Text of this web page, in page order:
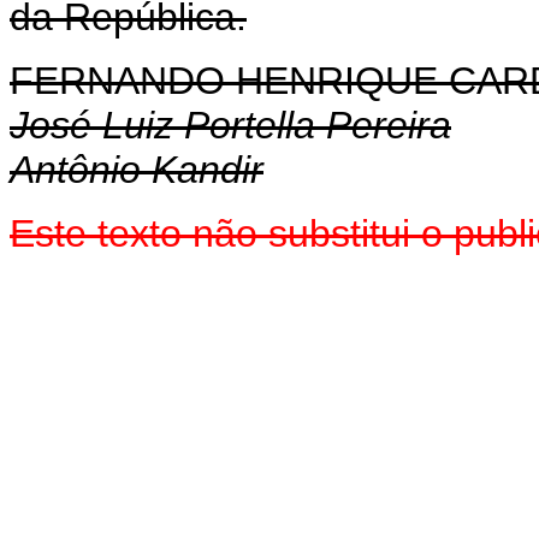
da República.
FERNANDO HENRIQUE
José Luiz Portella Pereira
Antônio Kandir
Este texto não substitui o